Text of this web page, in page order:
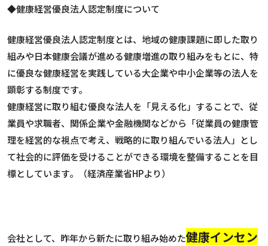
◆健康経営優良法人認定制度について
健康経営優良法人認定制度とは、地域の健康課題に即した取り
組みや日本健康会議が進める健康増進の取り組みをもとに、特
に優良な健康経営を実践している大企業や中小企業等の法人を
顕彰する制度です。
健康経営に取り組む優良な法人を「見える化」することで、従
業員や求職者、関係企業や金融機関などから「従業員の健康管
理を経営的な視点で考え、戦略的に取り組んでいる法人」とし
て社会的に評価を受けることができる環境を整備することを目
標としています。（経済産業省HPより）
会社として、昨年から新たに取り組み始めた健康インセン